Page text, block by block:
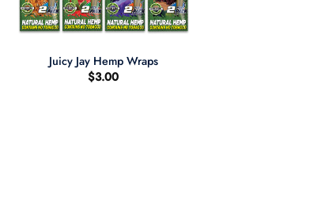
+
Juicy Jay Hemp Wraps
$3.00